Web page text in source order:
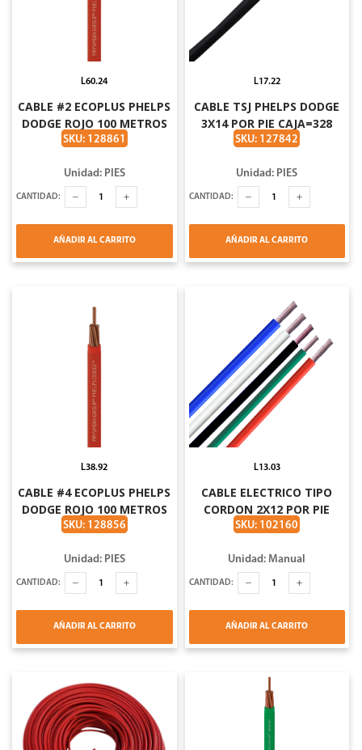
CABLE #2 ECOPLUS PHELPS
DODGE ROJO 100 METROS
SKU: 128861
L60.24
Unidad: PIES
CANTIDAD:
AÑADIR AL CARRITO
CABLE TSJ PHELPS DODGE
3X14 POR PIE CAJA=328
PIES
SKU: 127842
L17.22
Unidad: PIES
CANTIDAD:
AÑADIR AL CARRITO
CABLE #4 ECOPLUS PHELPS
DODGE ROJO 100 METROS
SKU: 128856
L38.92
Unidad: PIES
CANTIDAD:
AÑADIR AL CARRITO
CABLE ELECTRICO TIPO
CORDON 2X12 POR PIE
CAJA DE 328 FT 100MTS
SKU: 102160
L13.03
Unidad: Manual
CANTIDAD:
AÑADIR AL CARRITO